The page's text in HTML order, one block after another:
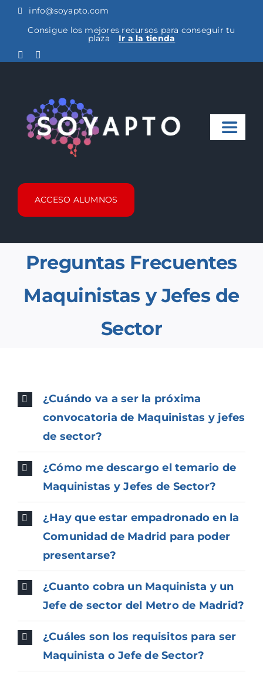
Saltar
info@soyapto.com
Consigue los mejores recursos para conseguir tu
plaza Ir a la tienda
Toggle
Cursos Metro
Contacto
ACCESO ALUMNOS
Preguntas Frecuentes
Maquinistas y Jefes de
Sector
¿Cuándo va a ser la próxima
convocatoria de Maquinistas y jefes
de sector?
¿Cómo me descargo el temario de
Maquinistas y Jefes de Sector?
¿Hay que estar empadronado en la
Comunidad de Madrid para poder
presentarse?
¿Cuanto cobra un Maquinista y un
Jefe de sector del Metro de Madrid?
¿Cuáles son los requisitos para ser
Maquinista o Jefe de Sector?